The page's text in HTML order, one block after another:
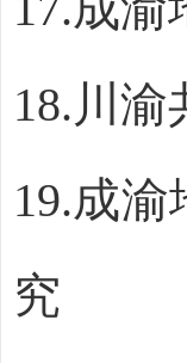
18.川渝
19.成渝
究